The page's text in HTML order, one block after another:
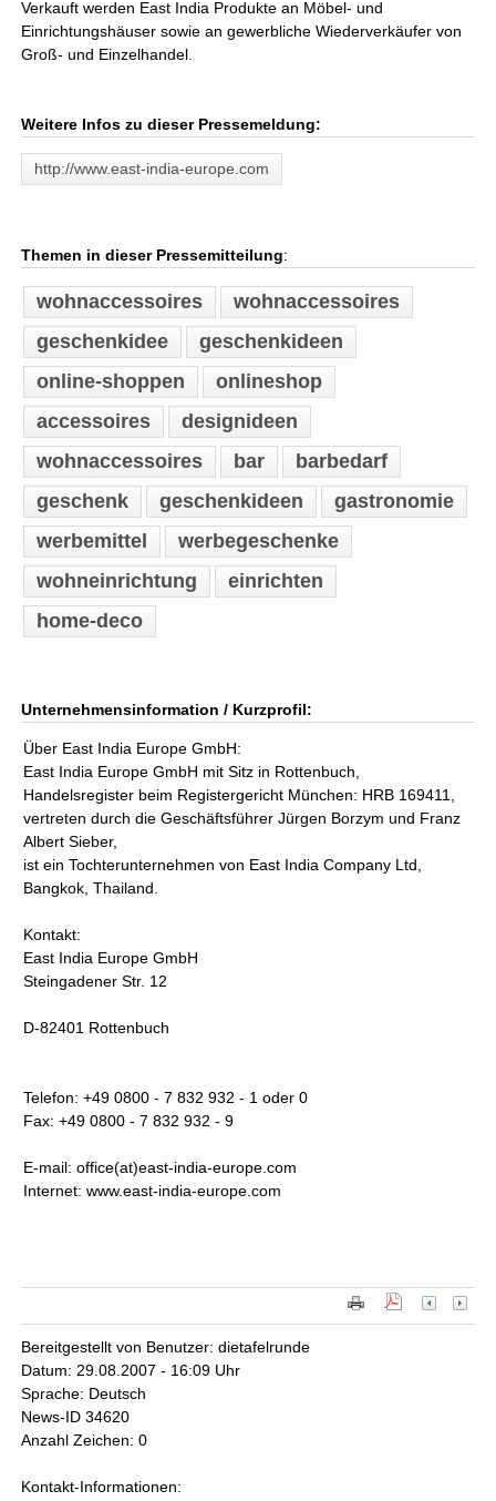
Verkauft werden East India Produkte an Möbel- und
Einrichtungshäuser sowie an gewerbliche Wiederverkäufer von
Groß- und Einzelhandel.
Weitere Infos zu dieser Pressemeldung:
http://www.east-india-europe.com
Themen in dieser Pressemitteilung:
wohnaccessoires
wohnaccessoires
geschenkidee
geschenkideen
online-shoppen
onlineshop
accessoires
designideen
wohnaccessoires
bar
barbedarf
geschenk
geschenkideen
gastronomie
werbemittel
werbegeschenke
wohneinrichtung
einrichten
home-deco
Unternehmensinformation / Kurzprofil:
Über East India Europe GmbH:
East India Europe GmbH mit Sitz in Rottenbuch,
Handelsregister beim Registergericht München: HRB 169411,
vertreten durch die Geschäftsführer Jürgen Borzym und Franz
Albert Sieber,
ist ein Tochterunternehmen von East India Company Ltd,
Bangkok, Thailand.
Kontakt:
East India Europe GmbH
Steingadener Str. 12
D-82401 Rottenbuch
Telefon: +49 0800 - 7 832 932 - 1 oder 0
Fax: +49 0800 - 7 832 932 - 9
E-mail: office(at)east-india-europe.com
Internet: www.east-india-europe.com
Bereitgestellt von Benutzer: dietafelrunde
Datum: 29.08.2007 - 16:09 Uhr
Sprache: Deutsch
News-ID 34620
Anzahl Zeichen: 0
Kontakt-Informationen: